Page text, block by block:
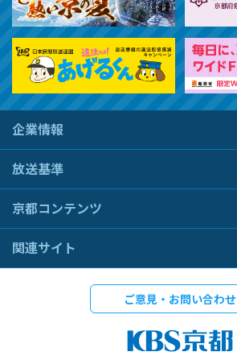
企業情報
放送基準
京都コンテンツ
関連サイト
ご意見・お問い合わせ